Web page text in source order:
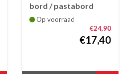
bord / pastabord
Crafted Blueberry
Op voorraad
€24,90
€17,40